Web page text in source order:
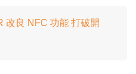
改良 NFC 功能 打破開